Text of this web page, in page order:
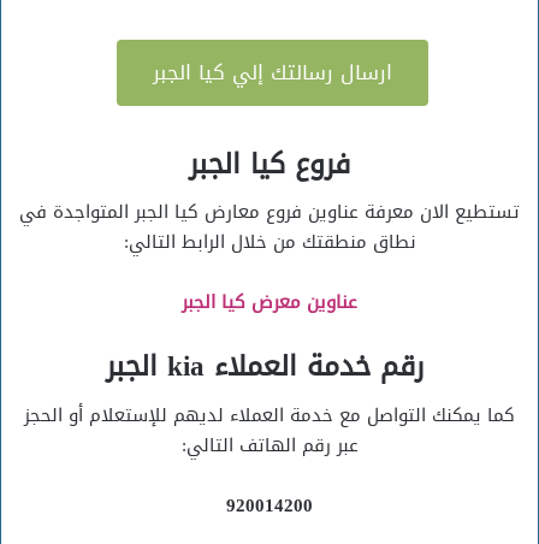
ارسال رسالتك إلي كيا الجبر
فروع كيا الجبر
تستطيع الان معرفة عناوين فروع معارض كيا الجبر المتواجدة في
نطاق منطقتك من خلال الرابط التالي:
عناوين معرض كيا الجبر
رقم خدمة العملاء kia الجبر
كما يمكنك التواصل مع خدمة العملاء لديهم للإستعلام أو الحجز
عبر رقم الهاتف التالي:
920014200